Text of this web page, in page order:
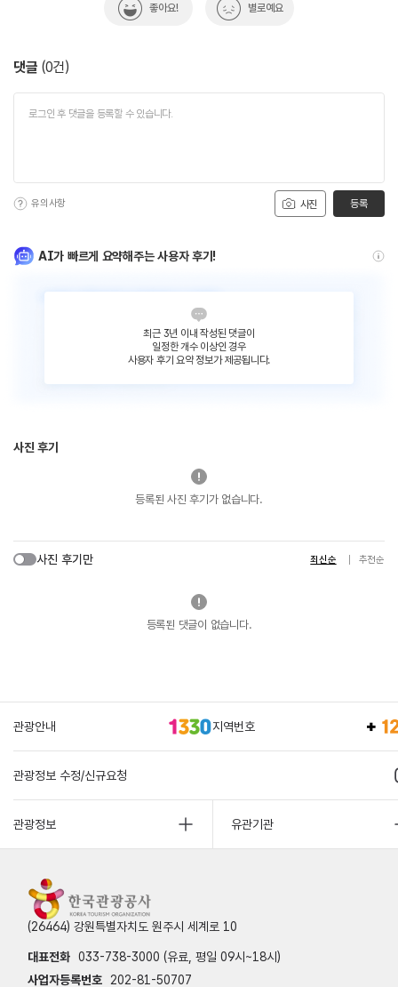
좋아요! 별로예요
댓글 (0건)
사진
유의사항 등록
AI가 빠르게 요약해주는 사용자 후기!
최근 3년 이내 작성된 댓글이
일정한 개수 이상인 경우
사용자 후기 요약 정보가 제공됩니다.
사진 후기
등록된 사진 후기가 없습니다.
사진 후기만 최신순 추천순
등록된 댓글이 없습니다.
관광안내 지역번호
관광정보 수정/신규요청
관광정보 유관기관
(26464) 강원특별자치도 원주시 세계로 10
대표전화 033-738-3000 (유료, 평일 09시~18시)
사업자등록번호
202-81-50707